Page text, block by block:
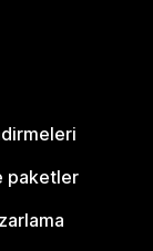
paketler